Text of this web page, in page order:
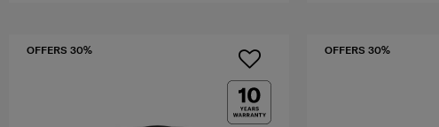
OFFERS 30% OFFERS 30%